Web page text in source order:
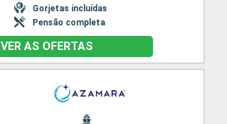
Gorjetas incluídas
Pensão completa
VER AS OFERTAS